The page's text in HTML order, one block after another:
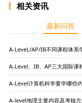
相关资讯
最新问答
A-LeveL/AP/IB不同课程体系
A-Level、IB、AP三大国际课
A-Level计算机科学要学哪些
A-level地理主要内容及考核方